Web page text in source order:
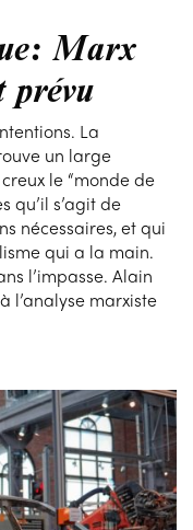
Marx
prévu
La
un large
le “monde de
qu’il s’agit de
nécessaires, et qui
qui a la main.
l’impasse. Alain
l’analyse marxiste